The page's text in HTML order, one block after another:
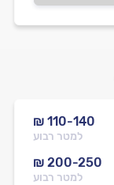
₪ 110-140
למטר רבוע
₪ 200-250
למטר רבוע